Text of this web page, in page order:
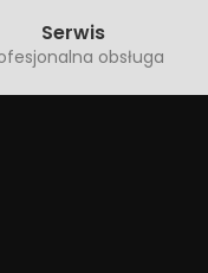
Serwis
obsługa